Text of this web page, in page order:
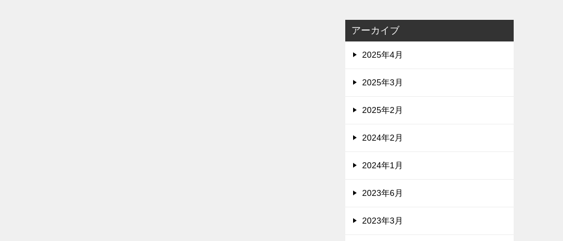
アーカイブ
2025年4月
2025年3月
2025年2月
2024年2月
2024年1月
2023年6月
2023年3月